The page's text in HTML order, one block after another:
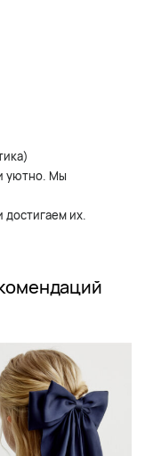
уютно. Мы
их.